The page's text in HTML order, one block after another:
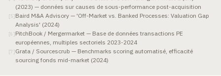
(2023) — données sur causes de sous-performance post-acquisition
[5]Baird M&A Advisory — 'Off-Market vs. Banked Processes: Valuation Gap
Analysis' (2024)
[6 ]PitchBook / Mergermarket — Base de données transactions PE
européennes, multiples sectoriels 2023-2024
[7 ]Grata / Sourcescrub — Benchmarks scoring automatisé, efficacité
sourcing fonds mid-market (2024)